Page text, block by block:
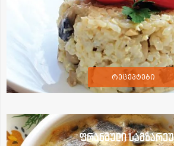
რეცეპტები
ფრანგული